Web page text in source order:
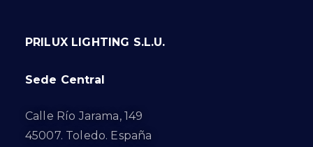
PRILUX LIGHTING S.L.U.
Sede Central
Calle Río Jarama, 149
45007. Toledo. España